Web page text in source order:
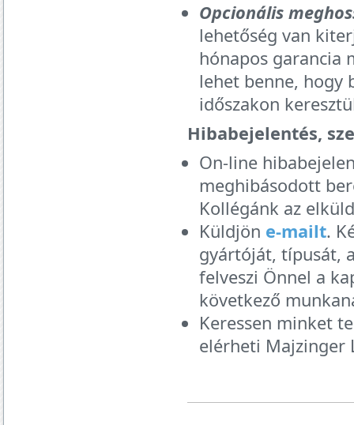
Opcionális
lehetőség van
hónapos garancia
lehet benne, hogy
időszakon
Hibabejelentés,
On-line
meghibásodott
Kollégánk az
Küldjön e-mailt.
gyártóját, típusát,
felveszi Önnel a
következő
Keressen minket
elérheti Majzinger